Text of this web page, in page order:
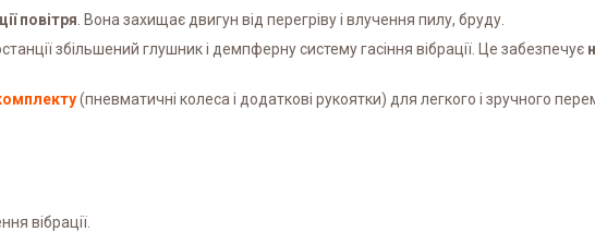
повітря . Вона захищає двигун від перегріву і влучення пилу, бруду.
збільшений глушник і демпферну систему гасіння вібрації. Це забезпечує
(пневматичні колеса і додаткові рукоятки) для легкого і зручного
вібрації.